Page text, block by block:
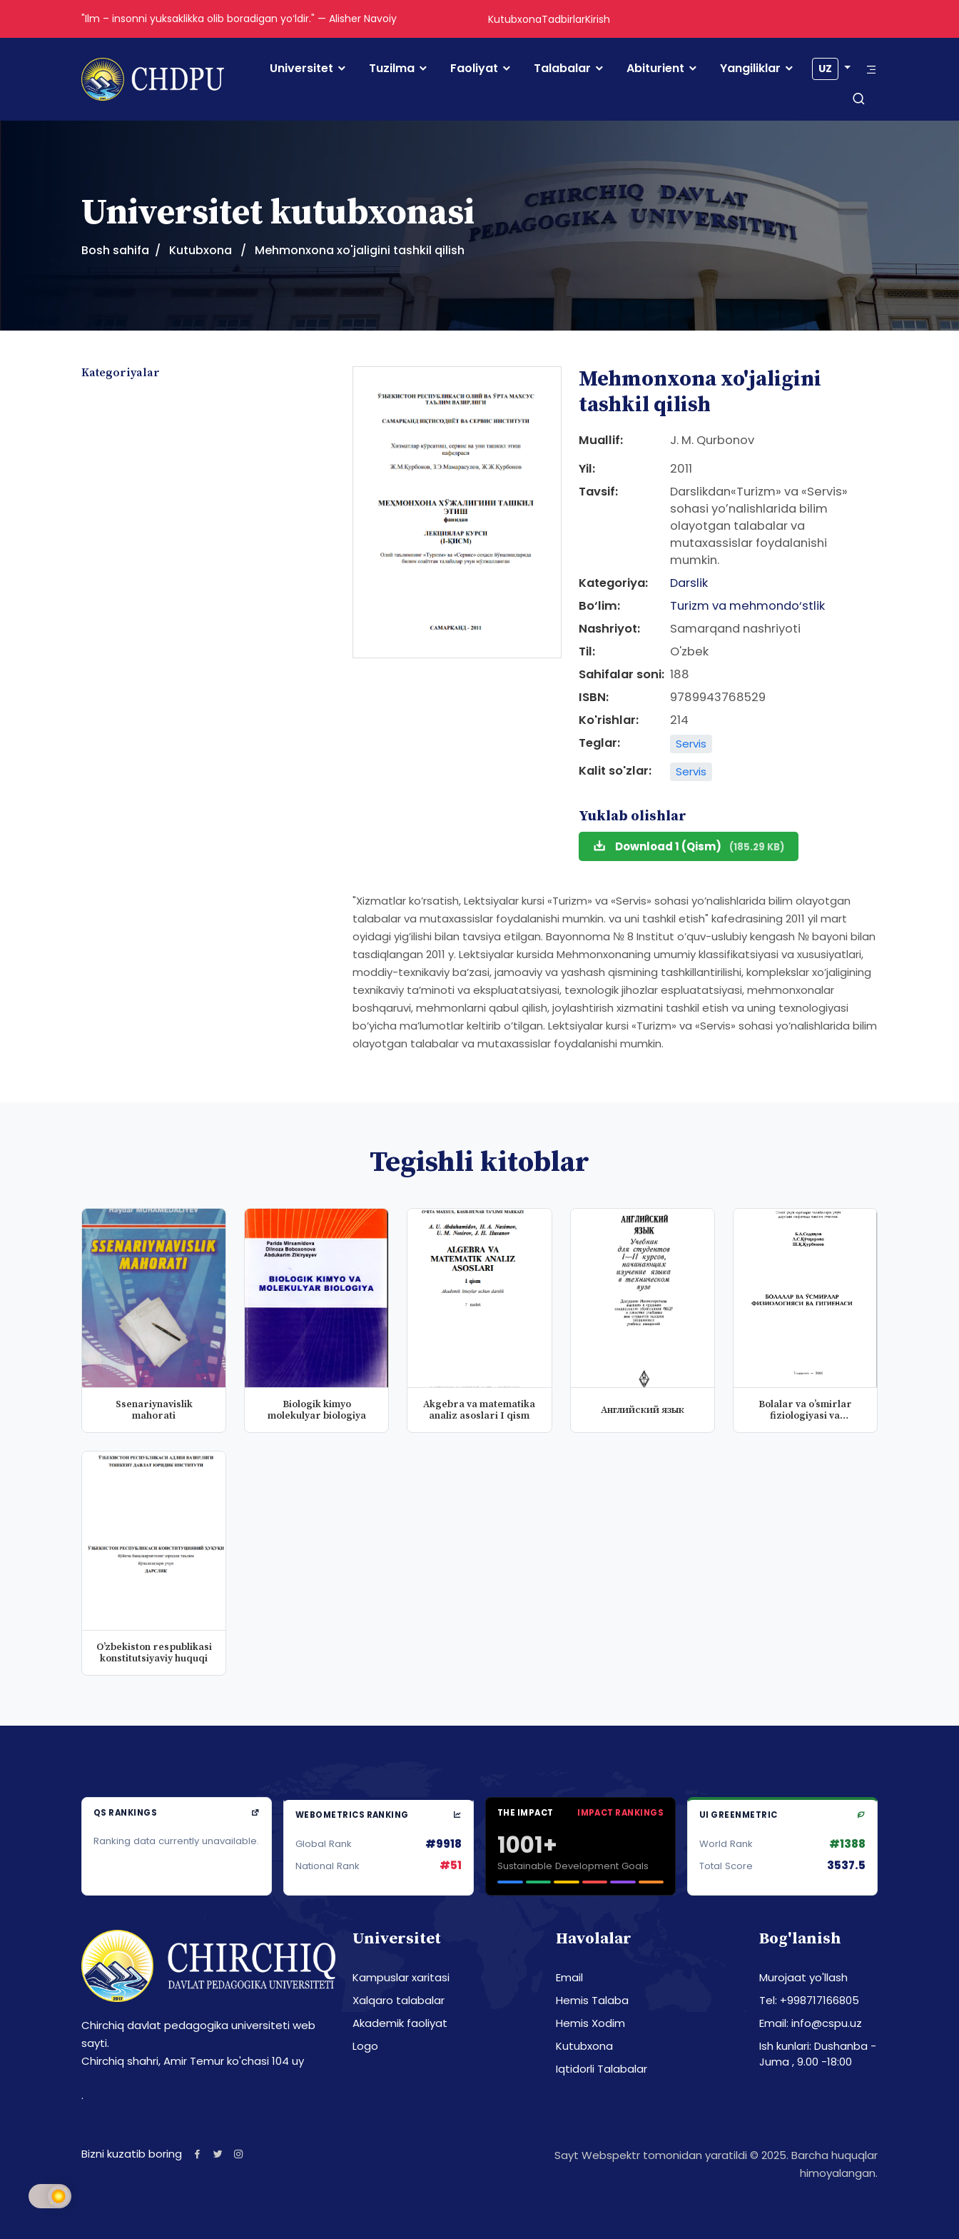
"Ilm – insonni yuksaklikka olib boradigan yoʻldir." — Alisher Navoiy KutubxonaTadbirlarKirish
Universitet Tuzilma Faoliyat Talabalar Abiturient Yangiliklar UZ
Universitet kutubxonasi
Bosh sahifa Kutubxona Mehmonxona xo'jaligini tashkil qilish
Kategoriyalar
Mehmonxona xo'jaligini
tashkil qilish
Muallif:
J. M. Qurbonov
Yil:
2011
Tavsif:
Darslikdan«Turizm» va «Servis»
sohasi yoʼnalishlarida bilim
olayotgan talabalar va
mutaxassislar foydalanishi
mumkin.
Kategoriya:
Darslik
Bo‘lim:
Turizm va mehmondo‘stlik
Nashriyot:
Samarqand nashriyoti
Til:
O'zbek
Sahifalar soni: 188
ISBN:
9789943768529
Ko'rishlar:
214
Teglar:
Servis
Kalit so'zlar: Servis
Yuklab olishlar
Download 1 (Qism) (185.29 KB)
"Xizmatlar koʼrsatish, Lektsiyalar kursi «Turizm» va «Servis» sohasi yoʼnalishlarida bilim olayotgan
talabalar va mutaxassislar foydalanishi mumkin. va uni tashkil etish" kafedrasining 2011 yil mart
oyidagi yigʼilishi bilan tavsiya etilgan. Bayonnoma № 8 Institut oʼquv-uslubiy kengash № bayoni bilan
tasdiqlangan 2011 y. Lektsiyalar kursida Mehmonxonaning umumiy klassifikatsiyasi va xususiyatlari,
moddiy-texnikaviy baʼzasi, jamoaviy va yashash qismining tashkillantirilishi, komplekslar xoʼjaligining
texnikaviy taʼminoti va ekspluatatsiyasi, texnologik jihozlar espluatatsiyasi, mehmonxonalar
boshqaruvi, mehmonlarni qabul qilish, joylashtirish xizmatini tashkil etish va uning texnologiyasi
boʼyicha maʼlumotlar keltirib oʼtilgan. Lektsiyalar kursi «Turizm» va «Servis» sohasi yoʼnalishlarida bilim
olayotgan talabalar va mutaxassislar foydalanishi mumkin.
Tegishli kitoblar
Ssenariynavislik
mahorati
Biologik kimyo
molekulyar biologiya
Akgebra va matematika
analiz asoslari I qism
Английский язык
Bolalar va oʼsmirlar
fiziologiyasi va
Oʼzbekiston respublikasi
konstitutsiyaviy huquqi
QS RANKINGS
Ranking data currently unavailable.
WEBOMETRICS RANKING
Global Rank #9918
National Rank #51
THE IMPACT IMPACT RANKINGS
1001+
Sustainable Development Goals
UI GREENMETRIC
World Rank #1388
Total Score 3537.5
Chirchiq davlat pedagogika universiteti web
sayti.
Chirchiq shahri, Amir Temur ko'chasi 104 uy
.
Universitet
Kampuslar xaritasi
Xalqaro talabalar
Akademik faoliyat
Logo
Havolalar
Email
Hemis Talaba
Hemis Xodim
Kutubxona
Iqtidorli Talabalar
Bog'lanish
Murojaat yo'llash
Tel: +998717166805
Email: info@cspu.uz
Ish kunlari: Dushanba -
Juma , 9.00 -18:00
Bizni kuzatib boring
Sayt Webspektr tomonidan yaratildi © 2025. Barcha huquqlar
himoyalangan.